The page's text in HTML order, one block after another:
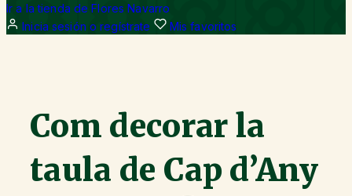
Ir a la tienda de Flores Navarro
Inicia sesión o regístrate
Mis favoritos
Com decorar la
taula de Cap d’Any